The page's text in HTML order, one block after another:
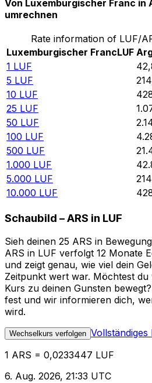
Von Luxemburgischer Franc in
umrechnen
Rate information of LUF/
Luxemburgischer FrancLUF
1 LUF
5 LUF
10 LUF
25 LUF
50 LUF
100 LUF
500 LUF
1.000 LUF
5.000 LUF
10.000 LUF
Schaubild – ARS in LUF
Sieh deinen 25 ARS in
ARS in LUF verfolgt 12 Monate
und zeigt genau, wie viel dein
Zeitpunkt wert war. Möchtest
Kurs zu deinen Gunsten
fest und wir informieren dich,
wird.
Wechselkurs verfolgen Vollständiges
1 ARS = 0,0233447 LUF
6. Aug. 2026, 21:33 UTC